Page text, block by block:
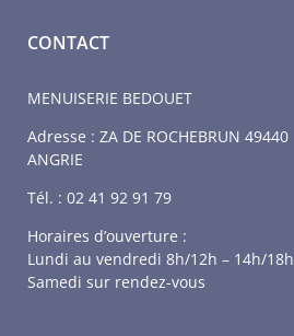
CONTACT
MENUISERIE BEDOUET
Adresse : ZA DE ROCHEBRUN 49440
ANGRIE
Tél. : 02 41 92 91 79
Horaires d’ouverture :
Lundi au vendredi 8h/12h – 14h/18h
Samedi sur rendez-vous